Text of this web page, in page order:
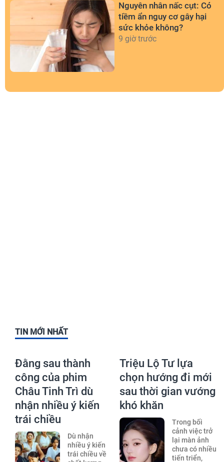
Nguyên nhân nấc cụt: Có
tiềm ẩn nguy cơ gây hại
sức khỏe không?
9 giờ trước
TIN MỚI NHẤT
Đằng sau thành
công của phim
Châu Tinh Trì dù
nhận nhiều ý kiến
trái chiều
Dù nhận
nhiều ý kiến
trái chiều về
Triệu Lộ Tư lựa
chọn hướng đi mới
sau thời gian vướng
khó khăn
Trong bối
cảnh việc trở
lại màn ảnh
chưa có nhiều
tiến triển,